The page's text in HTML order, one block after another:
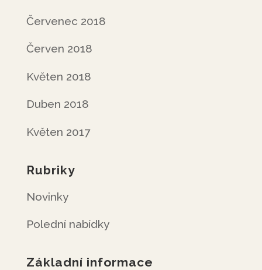
Červenec 2018
Červen 2018
Květen 2018
Duben 2018
Květen 2017
Rubriky
Novinky
Polední nabídky
Základní informace